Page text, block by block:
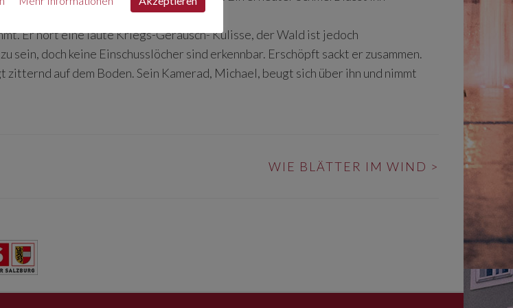
panisch aus dem Haus.
Er hört eine laute Kriegs-Geräusch- Kulisse, der Wald ist jedoch
doch keine Einschusslöcher sind erkennbar. Erschöpft sackt er zusammen.
auf dem Boden. Sein Kamerad, Michael, beugt sich über ihn und nimmt
WIE BLÄTTER IM WIND >